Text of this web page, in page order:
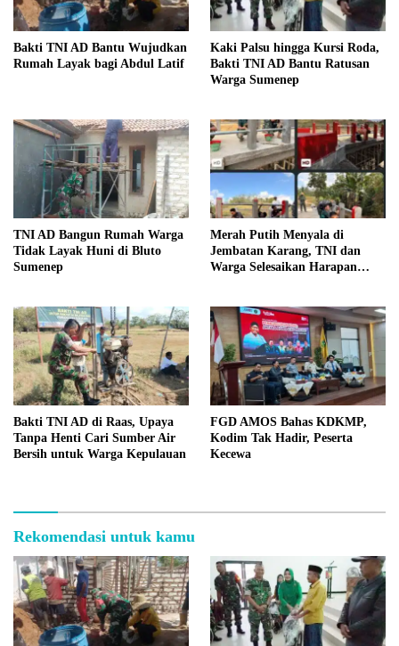
Bakti TNI AD Bantu Wujudkan
Rumah Layak bagi Abdul Latif
Kaki Palsu hingga Kursi Roda,
Bakti TNI AD Bantu Ratusan
Warga Sumenep
TNI AD Bangun Rumah Warga
Tidak Layak Huni di Bluto
Sumenep
Merah Putih Menyala di
Jembatan Karang, TNI dan
Warga Selesaikan Harapan
Bakti TNI AD di Raas, Upaya
Tanpa Henti Cari Sumber Air
Bersih untuk Warga Kepulauan
FGD AMOS Bahas KDKMP,
Kodim Tak Hadir, Peserta
Kecewa
Rekomendasi untuk kamu